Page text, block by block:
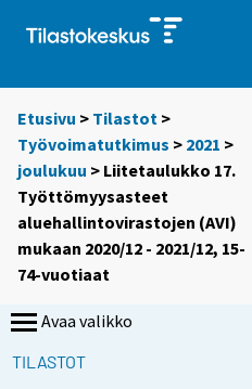
Etusivu > Tilastot >
Työvoimatutkimus > 2021 >
joulukuu > Liitetaulukko 17.
Työttömyysasteet
aluehallintovirastojen (AVI)
mukaan 2020/12 - 2021/12, 15-
74-vuotiaat
Avaa valikko
TILASTOT